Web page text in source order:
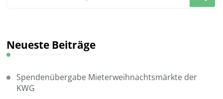
Neueste Beiträge
Spendenübergabe Mieterweihnachtsmärkte der
KWG